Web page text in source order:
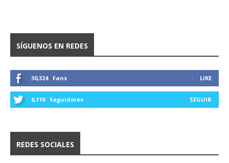
SÍGUENOS EN REDES
30,324 Fans LIKE
6,110 Seguidores SEGUIR
REDES SOCIALES